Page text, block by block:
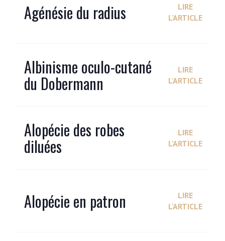
Agénésie du radius
LIRE
L'ARTICLE
Albinisme oculo-cutané
du Dobermann
LIRE
L'ARTICLE
Alopécie des robes
diluées
LIRE
L'ARTICLE
Alopécie en patron
LIRE
L'ARTICLE